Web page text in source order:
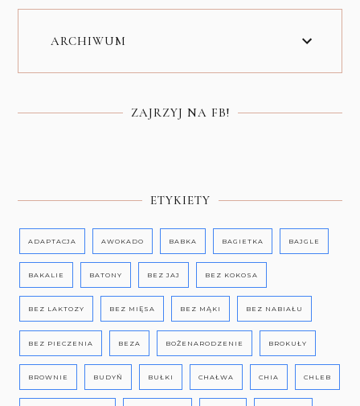
ARCHIWUM
ZAJRZYJ NA FB!
ETYKIETY
ADAPTACJA AWOKADO BABKA BAGIETKA BAJGLE
BAKALIE BATONY BEZ JAJ BEZ KOKOSA
BEZ LAKTOZY BEZ MIĘSA BEZ MĄKI BEZ NABIAŁU
BEZ PIECZENIA BEZA BOŻENARODZENIE BROKUŁY
BROWNIE BUDYŃ BUŁKI CHAŁWA CHIA CHLEB